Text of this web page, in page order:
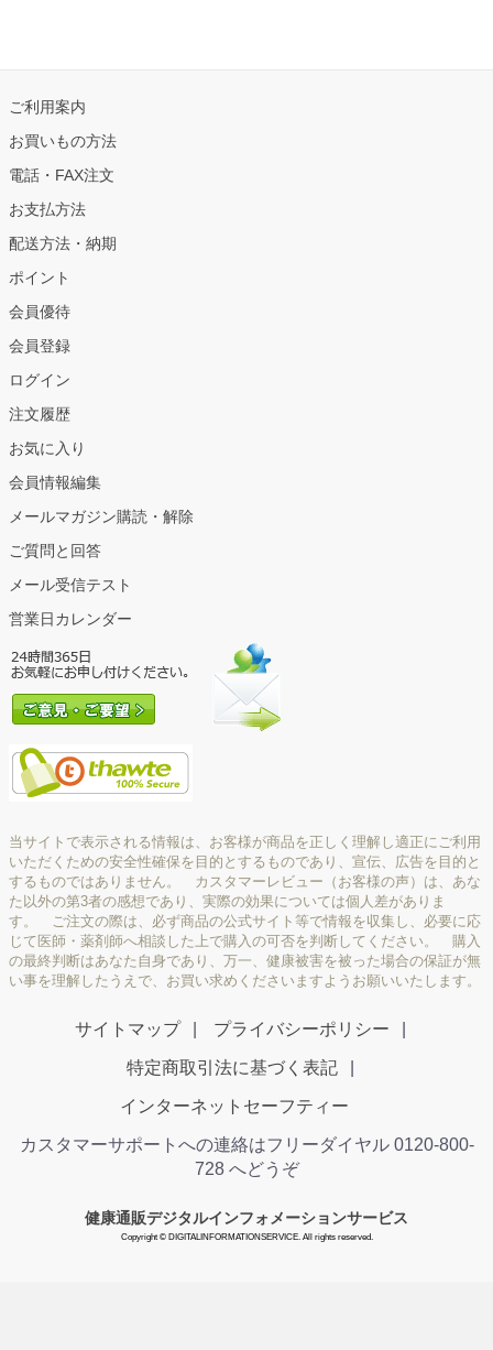
ご利用案内
お買いもの方法
電話・FAX注文
お支払方法
配送方法・納期
ポイント
会員優待
会員登録
ログイン
注文履歴
お気に入り
会員情報編集
メールマガジン購読・解除
ご質問と回答
メール受信テスト
営業日カレンダー
当サイトで表示される情報は、お客様が商品を正しく理解し適正にご利用
いただくための安全性確保を目的とするものであり、宣伝、広告を目的と
するものではありません。 カスタマーレビュー（お客様の声）は、あな
た以外の第3者の感想であり、実際の効果については個人差がありま
す。 ご注文の際は、必ず商品の公式サイト等で情報を収集し、必要に応
じて医師・薬剤師へ相談した上で購入の可否を判断してください。 購入
の最終判断はあなた自身であり、万一、健康被害を被った場合の保証が無
い事を理解したうえで、お買い求めくださいますようお願いいたします。
サイトマップ プライバシーポリシー
特定商取引法に基づく表記
インターネットセーフティー
カスタマーサポートへの連絡はフリーダイヤル 0120-800-
728 へどうぞ
健康通販デジタルインフォメーションサービス
Copyright © DIGITALINFORMATIONSERVICE. All rights reserved.